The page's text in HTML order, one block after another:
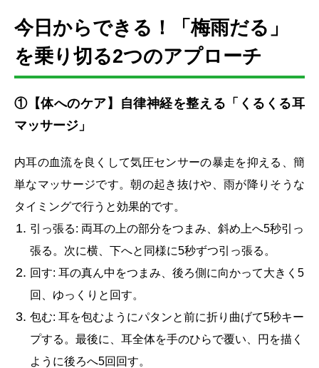
今日からできる！「梅雨だる」
を乗り切る2つのアプローチ
①【体へのケア】自律神経を整える「くるくる耳
マッサージ」
内耳の血流を良くして気圧センサーの暴走を抑える、簡
単なマッサージです。朝の起き抜けや、雨が降りそうな
タイミングで行うと効果的です。
引っ張る: 両耳の上の部分をつまみ、斜め上へ5秒引っ
張る。次に横、下へと同様に5秒ずつ引っ張る。
回す: 耳の真ん中をつまみ、後ろ側に向かって大きく5
回、ゆっくりと回す。
包む: 耳を包むようにパタンと前に折り曲げて5秒キー
プする。最後に、耳全体を手のひらで覆い、円を描く
ように後ろへ5回回す。